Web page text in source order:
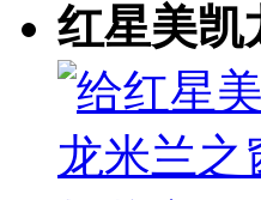
红星美凯